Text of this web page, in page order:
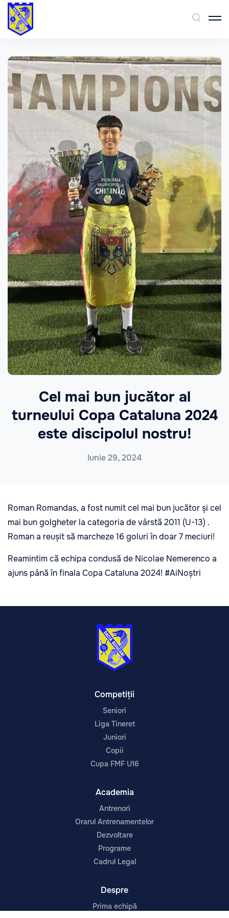
Cel mai bun jucător al
turneului Copa Cataluna 2024
este discipolul nostru!
Iunie 29, 2024
Roman Romandas, a fost numit cel mai bun jucător și cel
mai bun golgheter la categoria de vârstă 2011 (U-13) .
Roman a reușit să marcheze 16 goluri în doar 7 meciuri!
Reamintim că echipa condusă de Nicolae Nemerenco a
ajuns până în finala Copa Cataluna 2024! #AiNoștri
Competiții
Seniori
Liga Tineret
Juniori
Copii
Cupa FMF U16
Academia
Antrenori
Orarul Antrenamentelor
Dezvoltare
Programe
Cadrul Legal
Despre
Prima echipă